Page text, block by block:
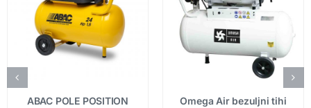
ABAC POLE POSITION
Omega Air bezuljni tihi